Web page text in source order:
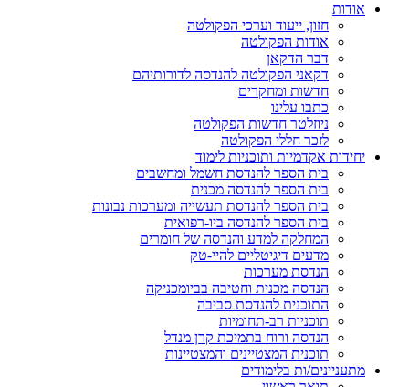
אודות
חזון, ייעוד וערכי הפקולטה
אודות הפקולטה
דבר הדקאן
דקאני הפקולטה להנדסה לדורותיהם
חדשות ומחקרים
כתבו עלינו
ניוזלטר חדשות הפקולטה
לזכר חללי הפקולטה
יחידות אקדמיות ותוכניות לימוד
בית הספר להנדסת חשמל ומחשבים
בית הספר להנדסה מכנית
בית הספר להנדסת תעשייה ומערכות נבונות
בית הספר להנדסה ביו-רפואית
המחלקה למדע והנדסה של חומרים
מדעים דיגיטליים להיי-טק
הנדסת מערכות
הנדסה מכנית וחטיבה בביומכניקה
התוכנית להנדסת סביבה
תוכניות רב-תחומיות
הנדסה ורוח בתמיכת קרן מנדל
תוכנית המצטיינים והמצטיינות
מתעניינים/ות בלימודים